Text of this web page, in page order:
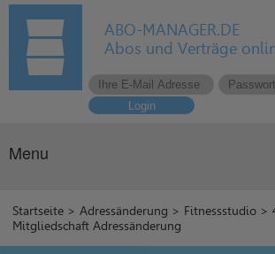
ABO-MANAGER.DE
Abos und Verträge
Login
Menu
Startseite >Adressänderung > Fitnessstudio >
Mitgliedschaft Adressänderung